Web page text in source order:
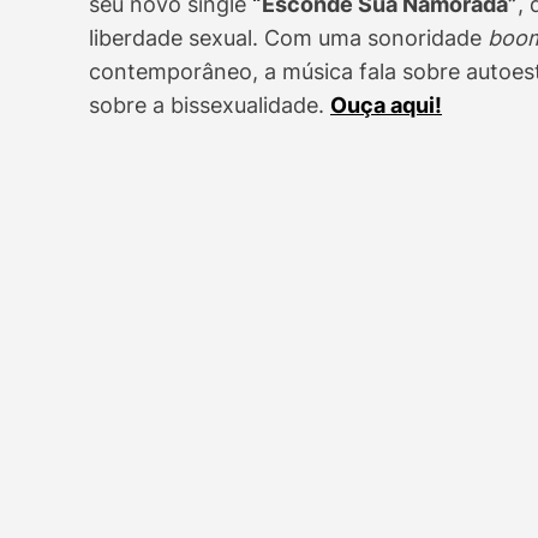
liberdade sexual. Com uma sonoridade
contemporâneo, a música fala sobre
sobre a bissexualidade. Ouça aqui!